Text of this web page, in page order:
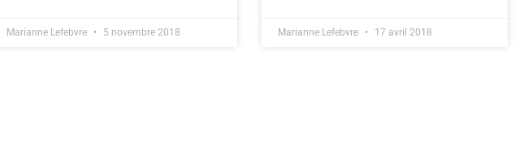
Marianne Lefebvre 5 novembre 2018 Marianne Lefebvre 17 avril 2018